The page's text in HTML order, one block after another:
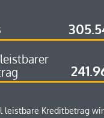
hin, dass zwischen dem
Dritten ein familiäres
besteht.
Doppelmakler tätig.